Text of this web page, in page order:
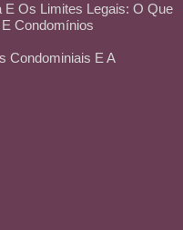
Os Limites Legais: O Que
Condomínios
Condominiais E A